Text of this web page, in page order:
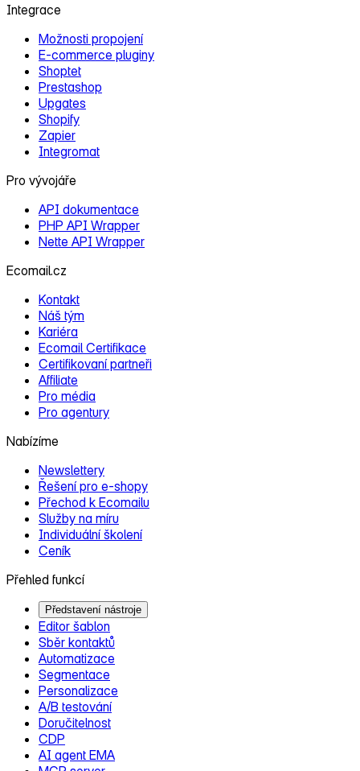
Integrace
Možnosti propojení
E‑commerce pluginy
Shoptet
Prestashop
Upgates
Shopify
Zapier
Integromat
Pro vývojáře
API dokumentace
PHP API Wrapper
Nette API Wrapper
Ecomail.cz
Kontakt
Náš tým
Kariéra
Ecomail Certifikace
Certifikovaní partneři
Affiliate
Pro média
Pro agentury
Nabízíme
Newslettery
Řešení pro e‑shopy
Přechod k Ecomailu
Služby na míru
Individuální školení
Ceník
Přehled funkcí
Představení nástroje
Editor šablon
Sběr kontaktů
Automatizace
Segmentace
Personalizace
A/B testování
Doručitelnost
CDP
AI agent EMA